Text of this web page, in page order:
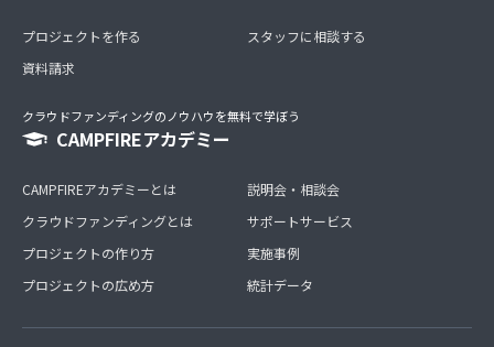
プロジェクトを作る
資料請求
スタッフに相談する
クラウドファンディングのノウハウを無料で学ぼう
CAMPFIREアカデミー
CAMPFIREアカデミーとは
クラウドファンディングとは
プロジェクトの作り方
プロジェクトの広め方
説明会・相談会
サポートサービス
実施事例
統計データ